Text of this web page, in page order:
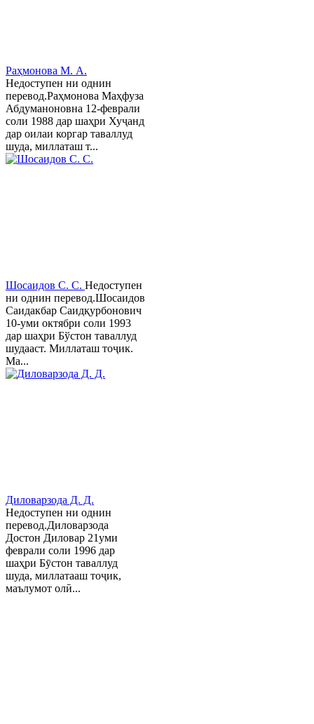
Раҳмонова М. А.
Недоступен ни однин
перевод.Раҳмонова Маҳфуза
Абдуманоновна 12-феврали
соли 1988 дар шаҳри Хуҷанд
дар оилаи коргар таваллуд
шуда, миллаташ т...
Шосаидов С. С. Недоступен
ни однин перевод.Шосаидов
Саидакбар Саидқурбонович
10-уми октябри соли 1993
дар шаҳри Бўстон таваллуд
шудааст. Миллаташ тоҷик.
Ма...
Диловарзода Д. Д.
Недоступен ни однин
перевод.Диловарзода
Достон Диловар 21уми
феврали соли 1996 дар
шаҳри Бӯстон таваллуд
шуда, миллатааш тоҷик,
маълумот олӣ...